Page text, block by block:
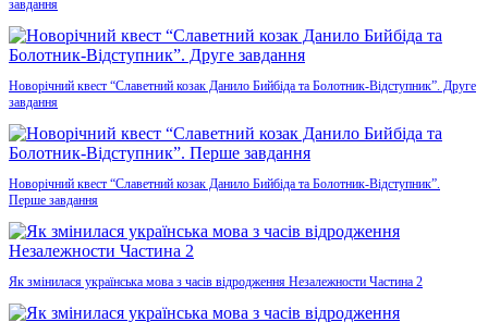
завдання
Новорічний квест “Славетний козак Данило Бийбіда та Болотник-Відступник”. Друге
завдання
Новорічний квест “Славетний козак Данило Бийбіда та Болотник-Відступник”.
Перше завдання
Як змінилася українська мова з часів відродження Незалежности Частина 2